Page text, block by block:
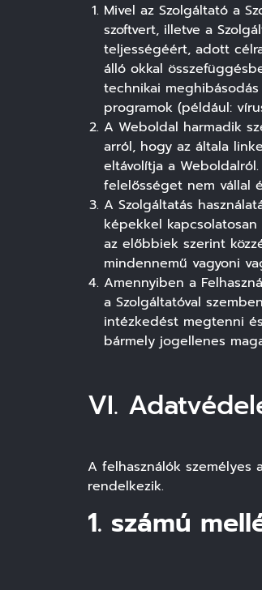
Mivel az Szolgáltató a
szoftvert, illetve a
teljességéért, adott
álló okkal
technikai
programok (például:
A Weboldal harmadik
arról, hogy az általa
eltávolítja a
felelősséget nem vállal
A Szolgáltatás
képekkel
az előbbiek szerint
mindennemű vagyoni
Amennyiben a
a Szolgáltatóval
intézkedést megtenni
bármely jogellenes
VI.
A felhasználók személyes
rendelkezik.
1. számú